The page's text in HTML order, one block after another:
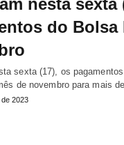
nesta sexta
do Bolsa
sexta (17), os
de novembro para mais
2023